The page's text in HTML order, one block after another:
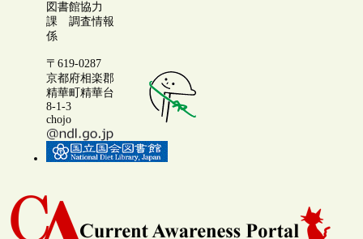
図書館協力
課 調査情報
係
〒619-0287
京都府相楽郡
精華町精華台
8-1-3
chojo